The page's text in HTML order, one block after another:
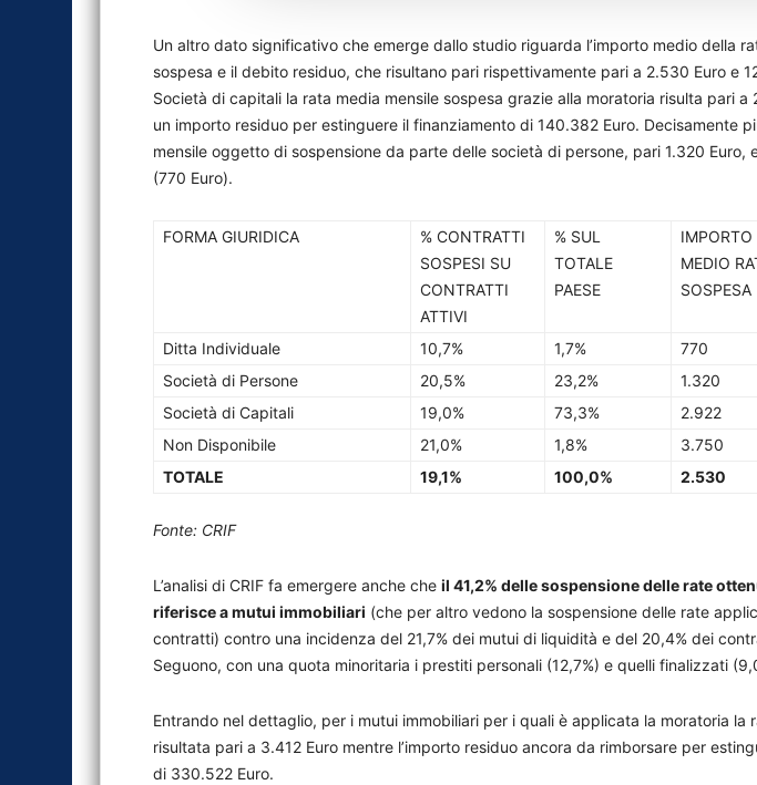
Un altro dato significativo che emerge dallo studio riguarda l’importo medio della
sospesa e il debito residuo, che risultano pari rispettivamente pari a 2.530 Euro e
Società di capitali la rata media mensile sospesa grazie alla moratoria risulta pari a
un importo residuo per estinguere il finanziamento di 140.382 Euro. Decisamente
mensile oggetto di sospensione da parte delle società di persone, pari 1.320 Euro,
(770 Euro).
FORMA GIURIDICA
% CONTRATTI
SOSPESI SU
CONTRATTI
ATTIVI
% SUL
TOTALE
PAESE
IMPORTO
MEDIO
SOSPESA
Ditta Individuale 10,7% 1,7% 770
Società di Persone
20,5% 23,2% 1.320
Società di Capitali
19,0% 73,3% 2.922
Non Disponibile
21,0% 1,8% 3.750
TOTALE
19,1% 100,0% 2.530
Fonte: CRIF
L’analisi di CRIF fa emergere anche che il 41,2% delle sospensione delle rate
riferisce a mutui immobiliari (che per altro vedono la sospensione delle rate
contratti) contro una incidenza del 21,7% dei mutui di liquidità e del 20,4% dei
Seguono, con una quota minoritaria i prestiti personali (12,7%) e quelli finalizzati
Entrando nel dettaglio, per i mutui immobiliari per i quali è applicata la moratoria la
risultata pari a 3.412 Euro mentre l’importo residuo ancora da rimborsare per
di 330.522 Euro.